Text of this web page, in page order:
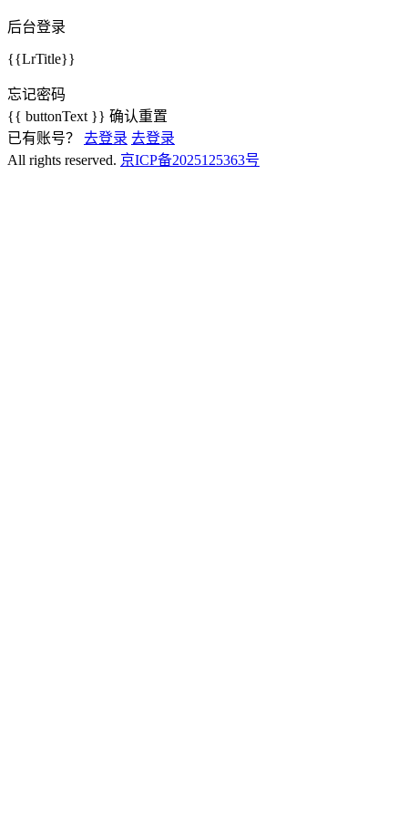
后台登录
{{LrTitle}}
忘记密码
{{ buttonText }} 确认重置
已有账号？
去登录 去登录
All rights reserved. 京ICP备2025125363号